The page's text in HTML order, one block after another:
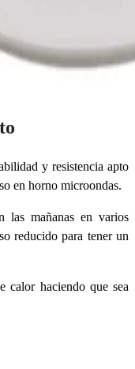
y resistencia apto
en horno microondas.
las mañanas en varios
reducido para tener un
calor haciendo que sea